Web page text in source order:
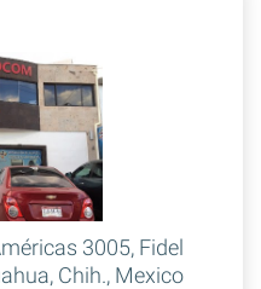
3005, Fidel
Chih., Mexico